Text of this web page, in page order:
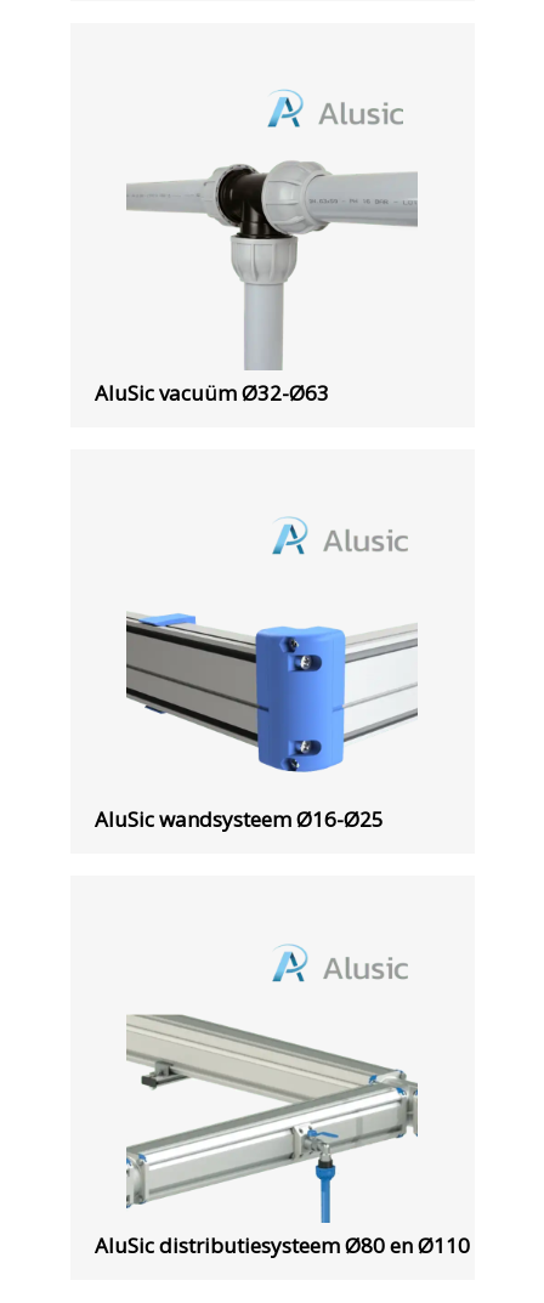
AluSic vacuüm Ø32-Ø63
AluSic wandsysteem Ø16-Ø25
AluSic distributiesysteem Ø80 en Ø110